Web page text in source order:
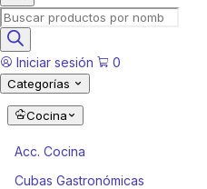
Products
search
Iniciar sesión
0
Categorías
Cocina
Acc. Cocina
Cubas Gastronómicas